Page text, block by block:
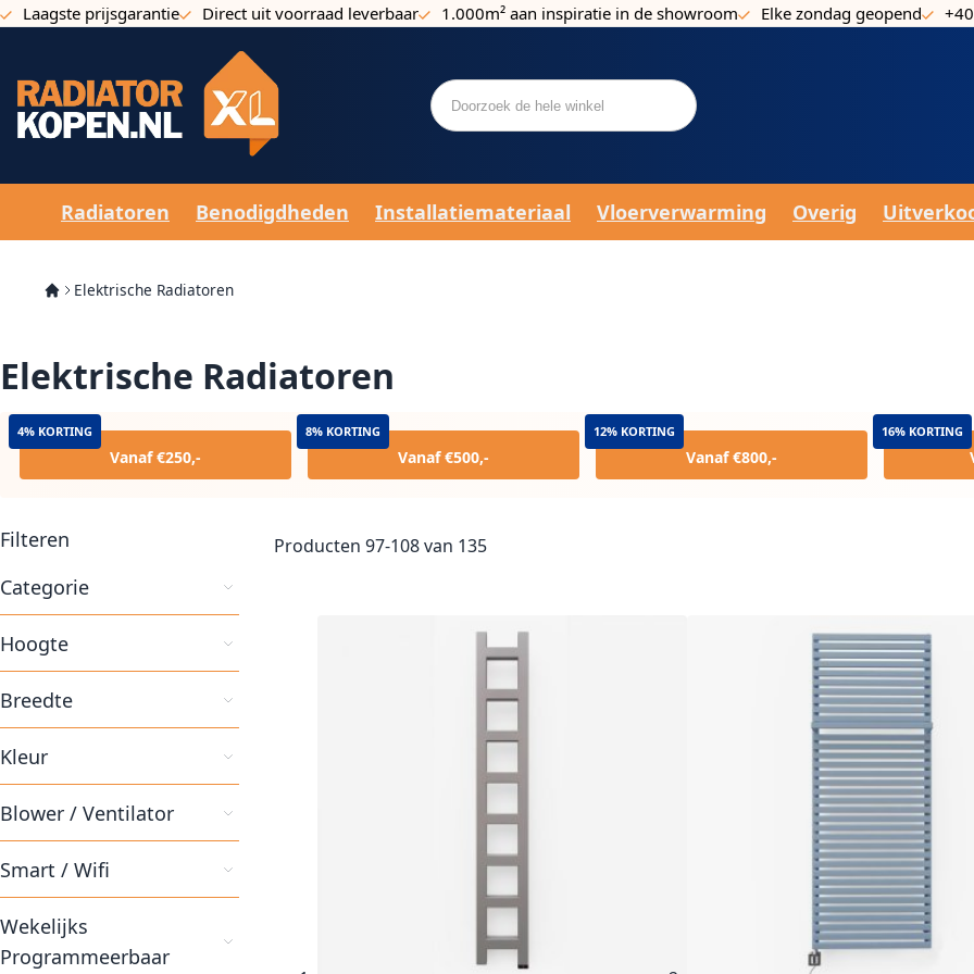
Ga naar de inhoud
Laagste prijsgarantie Direct uit voorraad leverbaar 1.000m² aan inspiratie in de showroom Elke zondag geopend
Radiatoren Benodigdheden Installatiemateriaal Vloerverwarming Overig
Elektrische Radiatoren
Elektrische Radiatoren
4% KORTING
Vanaf €250,-
8% KORTING
Vanaf €500,-
12% KORTING
Vanaf €800,-
16% KORTING
Filteren
Categorie
Hoogte
Breedte
Kleur
Blower / Ventilator
Smart / Wifi
Wekelijks
Programmeerbaar
Producten 97-108van 135